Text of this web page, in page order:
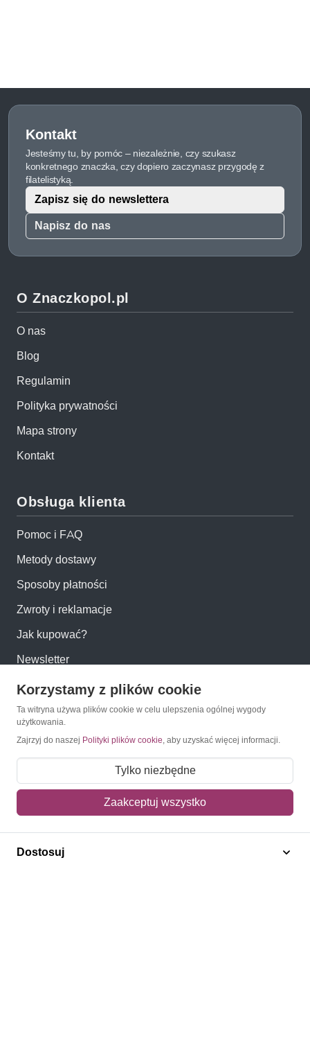
Kontakt
Jesteśmy tu, by pomóc – niezależnie, czy szukasz
konkretnego znaczka, czy dopiero zaczynasz przygodę z
filatelistyką.
Napisz do nas
Zapisz się do newslettera
O Znaczkopol.pl
O nas
Blog
Regulamin
Polityka prywatności
Mapa strony
Kontakt
Obsługa klienta
Pomoc i FAQ
Metody dostawy
Sposoby płatności
Zwroty i reklamacje
Jak kupować?
Newsletter
Konto
Moje konto
Moje zamówienia
Mój koszyk
Adres dostawy
Polecamy
Korzystamy z plików cookie
Ta witryna używa plików cookie w celu ulepszenia ogólnej wygody
użytkowania.
Zajrzyj do naszej Polityki plików cookie, aby uzyskać więcej informacji.
Tylko niezbędne
Zaakceptuj wszystko
Dostosuj